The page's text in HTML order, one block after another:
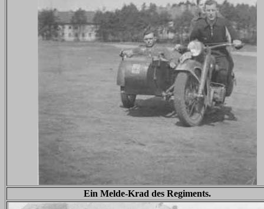
Ein Melde-Krad des Regiments.